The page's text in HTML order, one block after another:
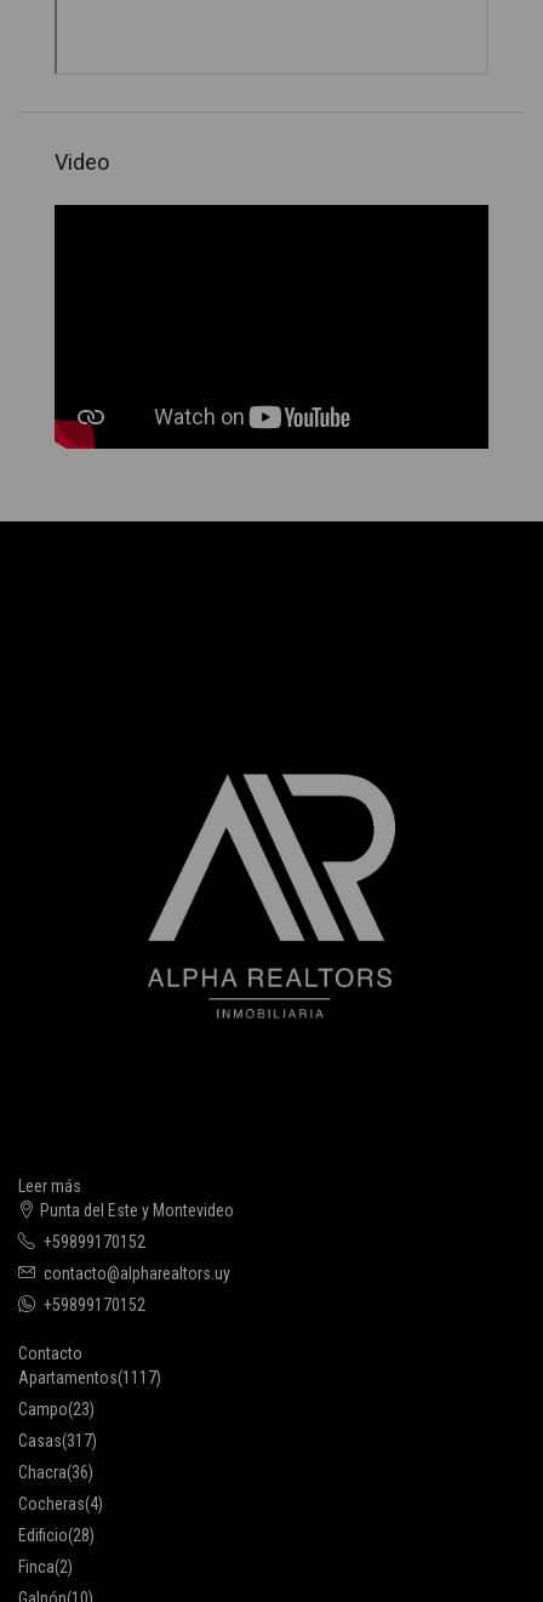
Video
Leer más
Punta del Este y Montevideo
+59899170152
contacto@alpharealtors.uy
+59899170152
Contacto
Apartamentos(1117)
Campo(23)
Casas(317)
Chacra(36)
Cocheras(4)
Edificio(28)
Finca(2)